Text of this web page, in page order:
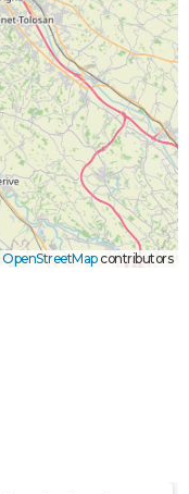
OpenStreetMapcontributors